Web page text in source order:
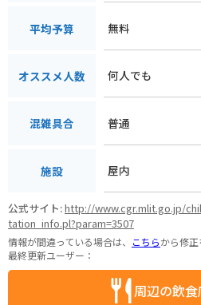
平均予算 無料
オススメ人数 何人でも
混雑具合 普通
施設 屋内
公式サイト:http://www.cgr.mlit.go.jp/
tation_info.pl?param=3507
情報が間違っている場合は、 こちらから修正
最終更新ユーザー：
周辺の飲